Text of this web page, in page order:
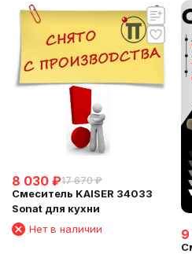
8 030 ₽17 670 ₽
Смеситель KAISER 34033
Sonat для кухни
Нет в наличии